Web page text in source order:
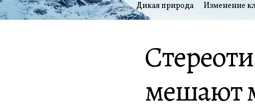
Дикая природа Изменение
мешают